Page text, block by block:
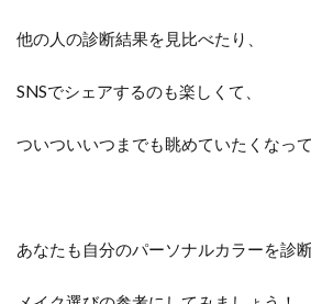
他の人の診断結果を見比べたり、
SNSでシェアするのも楽しくて、
ついついいつまでも眺めていたくなっ
あなたも自分のパーソナルカラーを診断